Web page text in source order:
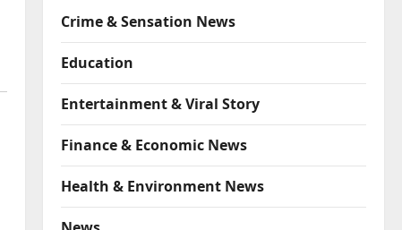
Crime & Sensation News
Education
Entertainment & Viral Story
Finance & Economic News
Health & Environment News